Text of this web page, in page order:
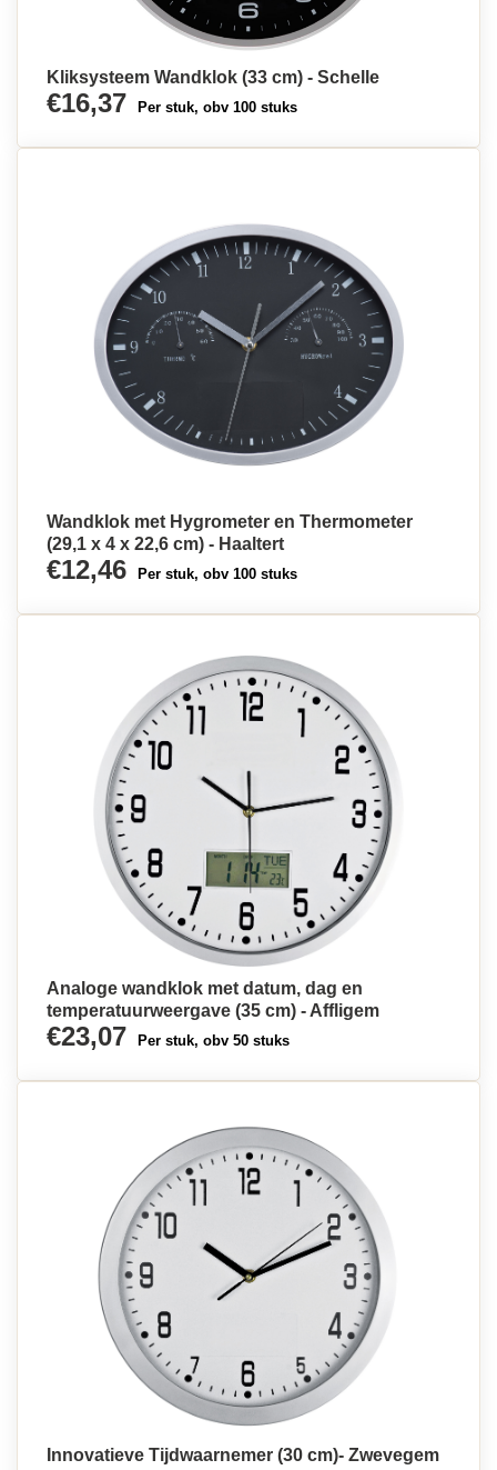
Kliksysteem Wandklok (33 cm) - Schelle
€16,37 Per stuk, obv 100 stuks
Wandklok met Hygrometer en Thermometer
(29,1 x 4 x 22,6 cm) - Haaltert
€12,46 Per stuk, obv 100 stuks
Analoge wandklok met datum, dag en
temperatuurweergave (35 cm) - Affligem
€23,07 Per stuk, obv 50 stuks
Innovatieve Tijdwaarnemer (30 cm)- Zwevegem